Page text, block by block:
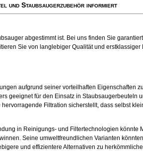
und Staubsaugerzubehör informiert
abgestimmt ist. Bei uns finden Sie
Sie von langlebiger Qualität und erstklassiger
aufgrund seiner vorteilhaften Eigenschaften
geeignet für den Einsatz in Staubsaugerbeuteln
Filtration sicherstellt, dass selbst
in Reinigungs- und Filtertechnologien könnte
Seine umweltfreundlichen Varianten
und effizientere Alternativen zu